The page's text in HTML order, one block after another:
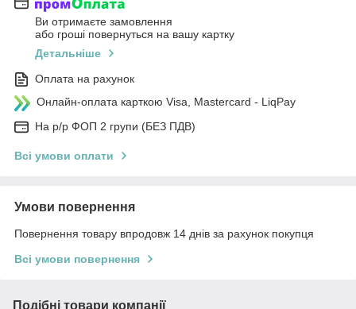
Ви отримаєте замовлення
або гроші повернуться на вашу картку
Детальніше
Оплата на рахунок
Онлайн-оплата карткою Visa, Mastercard - LiqPay
На р/р ФОП 2 групи (БЕЗ ПДВ)
Всі умови оплати
Умови повернення
Повернення товару впродовж 14 днів за рахунок покупця
Всі умови повернення
Подібні товари компанії